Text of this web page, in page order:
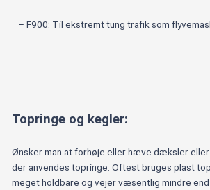
– F900: Til ekstremt tung trafik som
Topringe og kegler:
Ønsker man at forhøje eller hæve dæksler eller
der anvendes topringe. Oftest bruges plast
meget holdbare og vejer væsentlig mindre